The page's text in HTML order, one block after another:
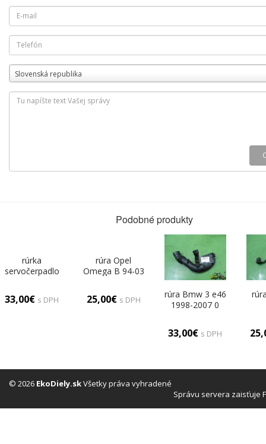
Slovenská republika
Podobné produkty
rúrka
servočerpadlo
33,00€ s DPH
rúra Opel
Omega B 94-03
25,00€ s DPH
rúra Bmw 3 e46
1998-2007 0
33,00€ s DPH
© 2026 EkoDiely.skVšetky práva vyhradené
Správu servera zaisťuje